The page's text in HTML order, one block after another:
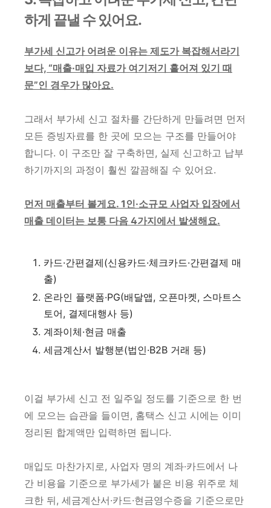
하게 끝낼 수 있어요.
부가세 신고가 어려운 이유는 제도가 복잡해서라기
보다, “매출·매입 자료가 여기저기 흩어져 있기 때
문”인 경우가 많아요.
그래서 부가세 신고 절차를 간단하게 만들려면 먼저
모든 증빙자료를 한 곳에 모으는 구조를 만들어야
합니다. 이 구조만 잘 구축하면, 실제 신고하고 납부
하기까지의 과정이 훨씬 깔끔해질 수 있어요.
먼저 매출부터 볼게요. 1인·소규모 사업자 입장에서
매출 데이터는 보통 다음 4가지에서 발생해요.
카드·간편결제(신용카드·체크카드·간편결제 매
출)
온라인 플랫폼·PG(배달앱, 오픈마켓, 스마트스
토어, 결제대행사 등)
계좌이체·현금 매출
세금계산서 발행분(법인·B2B 거래 등)
이걸 부가세 신고 전 일주일 정도를 기준으로 한 번
에 모으는 습관을 들이면, 홈택스 신고 시에는 이미
정리된 합계액만 입력하면 됩니다.
매입도 마찬가지로, 사업자 명의 계좌·카드에서 나
간 비용을 기준으로 부가세가 붙은 비용 위주로 체
크한 뒤, 세금계산서·카드·현금영수증을 기준으로만